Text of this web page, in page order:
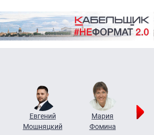
Евгений
Мошняцкий
Мария
Фомина